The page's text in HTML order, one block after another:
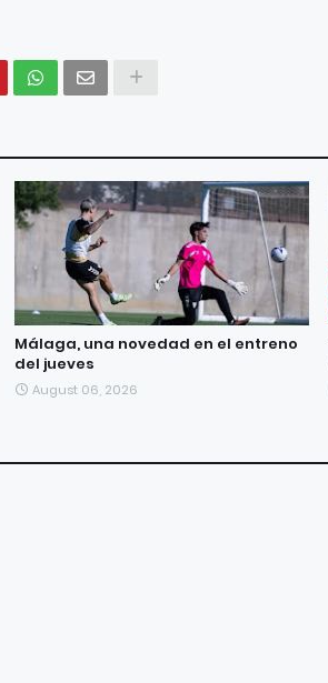
Málaga, una novedad en el entreno
del jueves
August 06, 2026